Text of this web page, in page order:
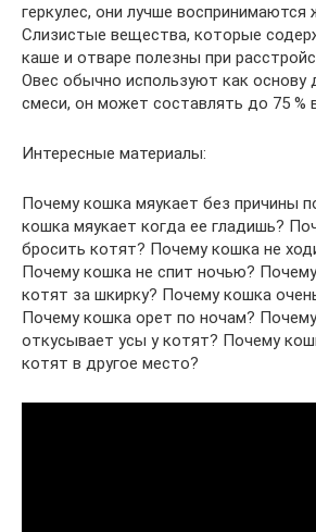
геркулес, они лучше
Слизистые вещества, которые
каше и отваре полезны при
Овес обычно используют как основу
смеси, он может составлять до 75 %
Интересные материалы:
Почему кошка мяукает без причины
кошка мяукает когда ее гладишь?
бросить котят? Почему кошка не
Почему кошка не спит ночью?
котят за шкирку? Почему кошка
Почему кошка орет по ночам?
откусывает усы у котят? Почему
котят в другое место?